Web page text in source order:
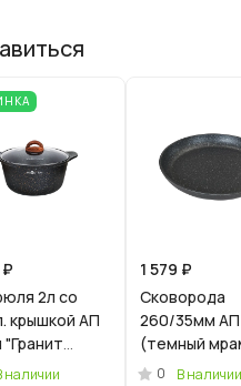
2л со
крышкой АП
"Гранит
наличии
1 579 ₽
Сковорода
260/35мм АП
(темный
0
В наличии